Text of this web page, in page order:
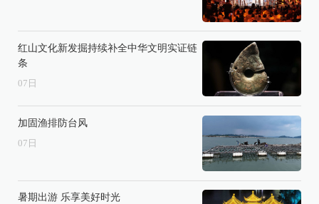
红山文化新发掘持续补全中华文明实证链
条
07 日
加固渔排防台风
07 日
暑期出游 乐享美好时光